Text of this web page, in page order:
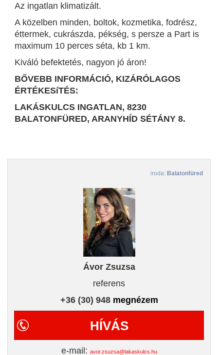
Az ingatlan klimatizált.
A közelben minden, boltok, kozmetika, fodrész,
éttermek, cukrászda, pékség, s persze a Part is
maximum 10 perces séta, kb 1 km.
Kiváló befektetés, nagyon jó áron!
BŐVEBB INFORMÁCIÓ, KIZÁRÓLAGOS
ÉRTÉKESíTÉS:
LAKÁSKULCS INGATLAN, 8230
BALATONFÜRED, ARANYHÍD SÉTÁNY 8.
iroda: Balatonfüred
Ávor Zsuzsa
referens
+36 (30) 948 megnézem
HÍVÁS
e-mail: avor.zsuzsa@lakaskulcs.hu